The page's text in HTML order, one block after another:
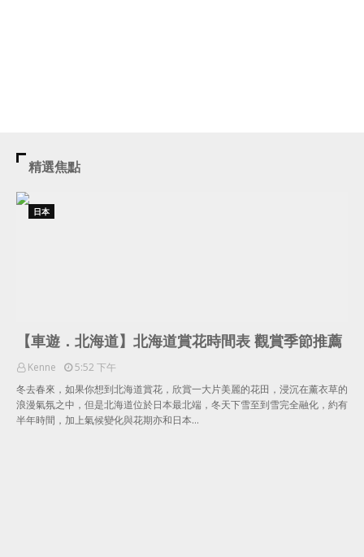
精選焦點
日本
【車遊．北海道】北海道賞花時間表 觀賞季節推薦
Kenne
5:52 下午
冬去春來，如果你想到北海道賞花，欣賞一大片美麗的花田，浸沉在薰衣草的
浪漫氣氛之中，但是北海道位於日本最北端，冬天下雪至到雪完全融化，約有
半年時間，加上氣候變化與花期亦和日本…